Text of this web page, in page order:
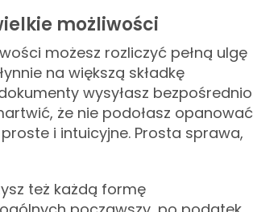
możliwości
możesz rozliczyć pełną ulgę
na większą składkę
wysyłasz bezpośrednio
że nie podołasz opanować
i intuicyjne. Prosta sprawa,
też każdą formę